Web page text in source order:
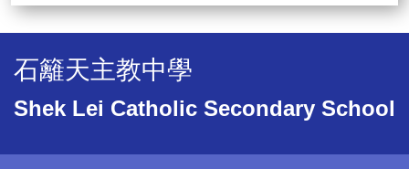
石籬天主教中學
Shek Lei Catholic Secondary School